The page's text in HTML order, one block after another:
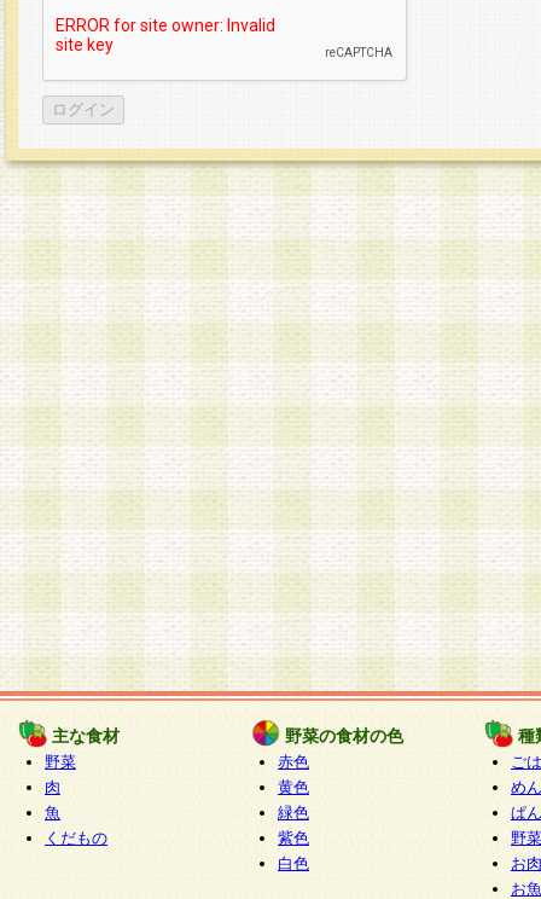
主な食材
野菜
肉
魚
くだもの
野菜の食材の色
赤色
黄色
緑色
紫色
白色
種
ご
めん
ぱん
野
お
お